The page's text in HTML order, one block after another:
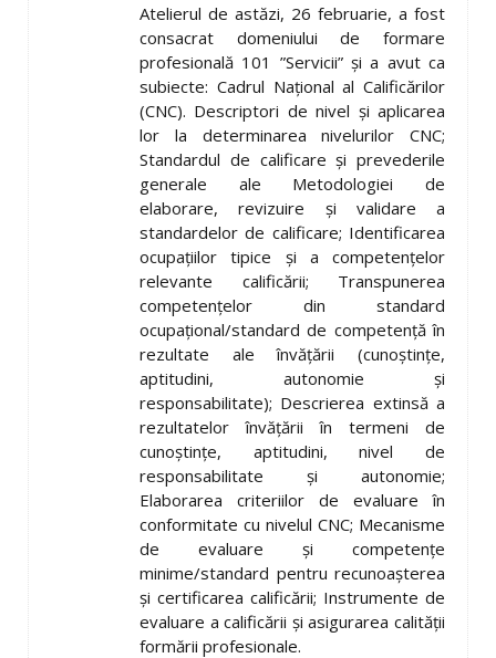
Atelierul de astăzi, 26 februarie, a fost
consacrat domeniului de formare
profesională 101 ”Servicii” și a avut ca
subiecte: Cadrul Național al Calificărilor
(CNC). Descriptori de nivel și aplicarea
lor la determinarea nivelurilor CNC;
Standardul de calificare și prevederile
generale ale Metodologiei de
elaborare, revizuire și validare a
standardelor de calificare; Identificarea
ocupațiilor tipice și a competențelor
relevante calificării; Transpunerea
competențelor din standard
ocupațional/standard de competență în
rezultate ale învățării (cunoștințe,
aptitudini, autonomie și
responsabilitate); Descrierea extinsă a
rezultatelor învățării în termeni de
cunoștințe, aptitudini, nivel de
responsabilitate și autonomie;
Elaborarea criteriilor de evaluare în
conformitate cu nivelul CNC; Mecanisme
de evaluare și competențe
minime/standard pentru recunoașterea
și certificarea calificării; Instrumente de
evaluare a calificării și asigurarea calității
formării profesionale.